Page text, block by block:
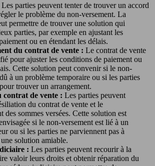
Les parties peuvent tenter de trouver un accord
le problème du non-versement. La
permettre de trouver une solution qui
parties, par exemple en ajustant les
ou en étendant les délais.
du contrat de vente : Le contrat de vente
pour ajuster les conditions de paiement ou
Cette solution peut convenir si le non-
à un problème temporaire ou si les parties
trouver un arrangement.
contrat de vente : Les parties peuvent
du contrat de vente et le
des sommes versées. Cette solution est
si le non-versement est lié à un
ou si les parties ne parviennent pas à
une solution amiable.
: Les parties peuvent recourir à la
valoir leurs droits et obtenir réparation du